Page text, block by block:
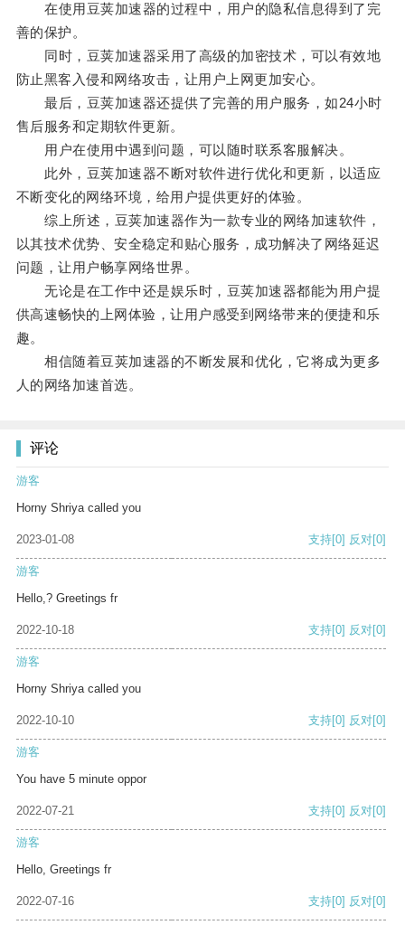
在使用豆荚加速器的过程中，用户的隐私信息得到了完
善的保护。
同时，豆荚加速器采用了高级的加密技术，可以有效地
防止黑客入侵和网络攻击，让用户上网更加安心。
最后，豆荚加速器还提供了完善的用户服务，如24小时
售后服务和定期软件更新。
用户在使用中遇到问题，可以随时联系客服解决。
此外，豆荚加速器不断对软件进行优化和更新，以适应
不断变化的网络环境，给用户提供更好的体验。
综上所述，豆荚加速器作为一款专业的网络加速软件，
以其技术优势、安全稳定和贴心服务，成功解决了网络延迟
问题，让用户畅享网络世界。
无论是在工作中还是娱乐时，豆荚加速器都能为用户提
供高速畅快的上网体验，让用户感受到网络带来的便捷和乐
趣。
相信随着豆荚加速器的不断发展和优化，它将成为更多
人的网络加速首选。
评论
游客
Horny Shriya called you
2023-01-08 支持[0] 反对[0]
游客
Hello,? Greetings fr
2022-10-18 支持[0] 反对[0]
游客
Horny Shriya called you
2022-10-10 支持[0] 反对[0]
游客
You have 5 minute oppor
2022-07-21 支持[0] 反对[0]
游客
Hello, Greetings fr
2022-07-16 支持[0] 反对[0]